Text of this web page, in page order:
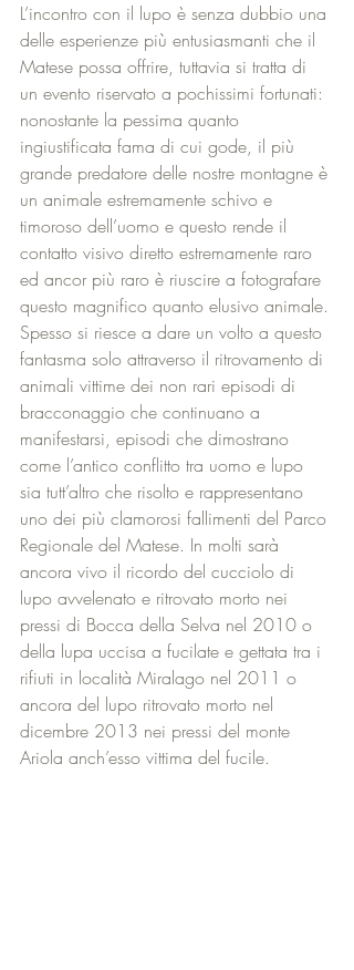
L’incontro con il lupo è senza dubbio una
delle esperienze più entusiasmanti che il
Matese possa offrire, tuttavia si tratta di
un evento riservato a pochissimi fortunati:
nonostante la pessima quanto
ingiustificata fama di cui gode, il più
grande predatore delle nostre montagne è
un animale estremamente schivo e
timoroso dell’uomo e questo rende il
contatto visivo diretto estremamente raro
ed ancor più raro è riuscire a fotografare
questo magnifico quanto elusivo animale.
Spesso si riesce a dare un volto a questo
fantasma solo attraverso il ritrovamento di
animali vittime dei non rari episodi di
bracconaggio che continuano a
manifestarsi, episodi che dimostrano
come l’antico conflitto tra uomo e lupo
sia tutt’altro che risolto e rappresentano
uno dei più clamorosi fallimenti del Parco
Regionale del Matese. In molti sarà
ancora vivo il ricordo del cucciolo di
lupo avvelenato e ritrovato morto nei
pressi di Bocca della Selva nel 2010 o
della lupa uccisa a fucilate e gettata tra i
rifiuti in località Miralago nel 2011 o
ancora del lupo ritrovato morto nel
dicembre 2013 nei pressi del monte
Ariola anch’esso vittima del fucile.